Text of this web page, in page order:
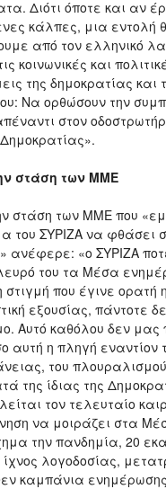
Διότι όποτε και αν
κάλπες, μια εντολή
από τον ελληνικό
κοινωνικές και
της δημοκρατίας και
Να ορθώσουν την
στον
στάση των ΜΜΕ
στάση των ΜΜΕ που
του ΣΥΡΙΖΑ να φθάσει
ανέφερε: «ο ΣΥΡΙΖΑ
του τα Μέσα
στιγμή που έγινε ορατή η
εξουσίας, πάντοτε
Αυτό καθόλου δεν μας
αυτή η πληγή εναντίον
του
της ίδιας της
τον τελευταίο
να μοιράζει στα
την πανδημία, 20
ίχνος λογοδοσίας,
καμπάνια